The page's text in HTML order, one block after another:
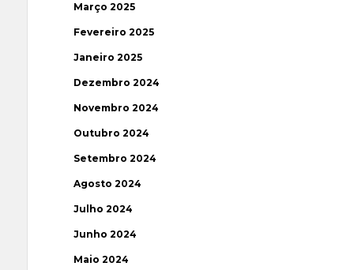
Março 2025
Fevereiro 2025
Janeiro 2025
Dezembro 2024
Novembro 2024
Outubro 2024
Setembro 2024
Agosto 2024
Julho 2024
Junho 2024
Maio 2024